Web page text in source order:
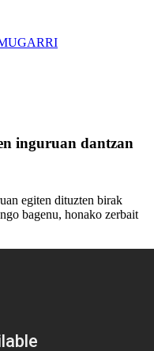
inguruan dantzan
egiten dituzten birak
bagenu, honako zerbait